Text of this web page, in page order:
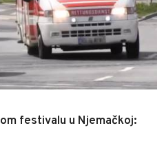
festivalu u Njemačkoj: